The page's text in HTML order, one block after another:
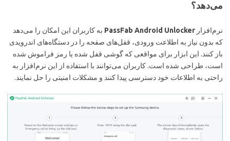
می‌دهد؟
نرم‌افزار PassFab Android Unlocker به کاربران این امکان را می‌دهد
که بدون نیاز به اطلاعت ورودی، قفل‌های صفحه را در دستگاه‌های اندرویدی
باز کنند. این ابزار برای مواقعی که گوشی قفل شده یا رمز فراموش شده
است، طراحی شده است. کاربران می‌توانند با استفاده از این نرم‌افزار به
راحتی به اطلاعات خود دسترسی پیدا کنند و مشکلات امنیتی را حل نمایند.